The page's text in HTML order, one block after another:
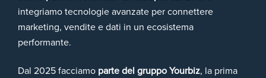
integriamo tecnologie avanzate per connettere
marketing, vendite e dati in un ecosistema
performante.
Dal 2025 facciamo parte del gruppo Yourbiz, la prima